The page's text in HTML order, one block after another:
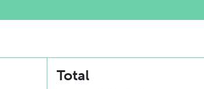
Total